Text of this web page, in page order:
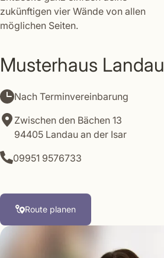
zukünftigen vier Wände von allen
möglichen Seiten.
+
−
Musterhaus Landau
Nach Terminvereinbarung
Zwischen den Bächen 13
94405 Landau an der Isar
09951 9576733
Route planen